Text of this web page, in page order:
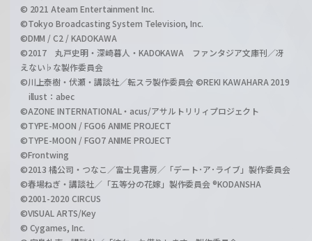
© 2021 Ateam Entertainment Inc.
©Tokyo Broadcasting System Television, Inc.
©DMM / C2 / KADOKAWA
©2017 丸戸史明・深崎暮人・KADOKAWA ファンタジア文庫刊／冴
えない♭な製作委員会
©川上泰樹・伏瀬・講談社／転スラ製作委員会 ©REKI KAWAHARA 2019
illust：abec
©AZONE INTERNATIONAL・acus/アサルトリリィプロジェクト
©TYPE-MOON / FGO6 ANIME PROJECT
©TYPE-MOON / FGO7 ANIME PROJECT
©Frontwing
©2013 橘公司・つなこ／富士見書房／「デート･ア･ライブ」製作委員会
©春場ねぎ・講談社／「五等分の花嫁」製作委員会 ®KODANSHA
©2001-2020 CIRCUS
©VISUAL ARTS/Key
© Cygames, Inc.